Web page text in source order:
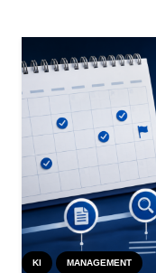
KI MANAGEMENT